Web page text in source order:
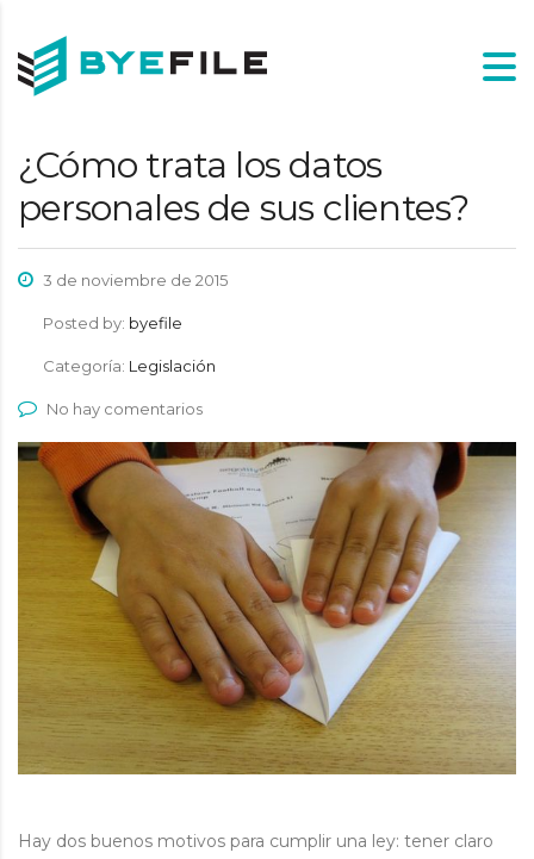
¿Cómo trata los datos
personales de sus clientes?
3 de noviembre de 2015
Posted by: byefile
Categoría: Legislación
No hay comentarios
Hay dos buenos motivos para cumplir una ley: tener claro